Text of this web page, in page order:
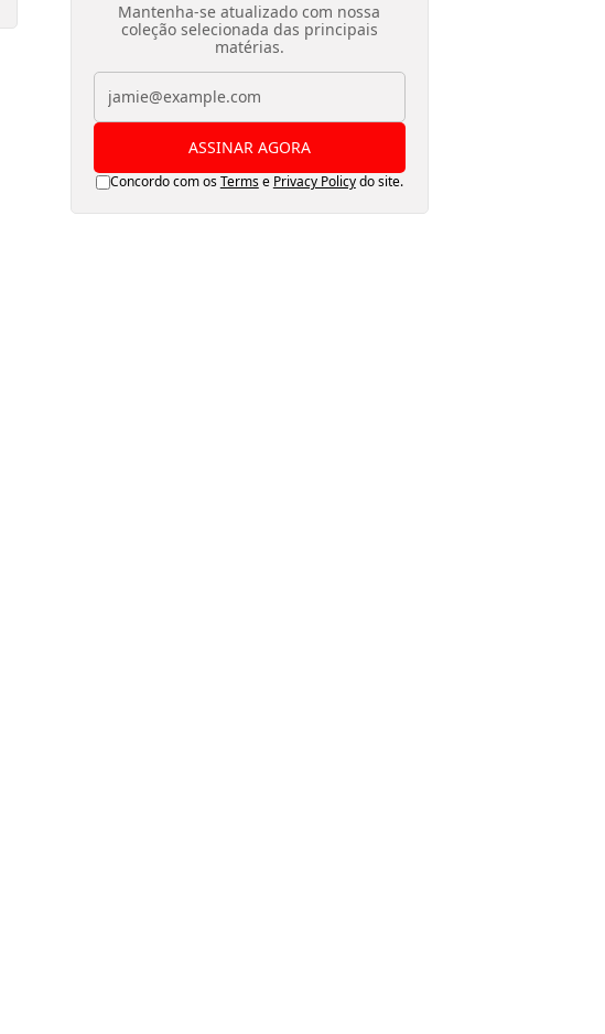
Mantenha-se atualizado com nossa
coleção selecionada das principais
matérias.
ASSINAR AGORA
Concordo com osTermse Privacy Policydo site.